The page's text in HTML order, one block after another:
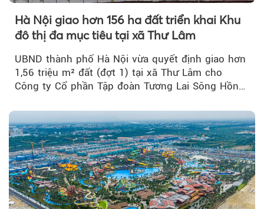
Hà Nội giao hơn 156 ha đất triển khai Khu
đô thị đa mục tiêu tại xã Thư Lâm
UBND thành phố Hà Nội vừa quyết định giao hơn
1,56 triệu m² đất (đợt 1) tại xã Thư Lâm cho
Công ty Cổ phần Tập đoàn Tương Lai Sông Hồng